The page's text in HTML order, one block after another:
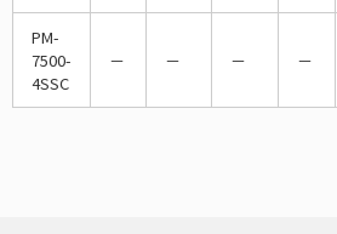
PM-
7500-
4SSC
－ － － －